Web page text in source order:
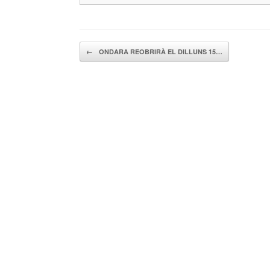
Navegador de artículos
← ONDARA REOBRIRÀ EL DILLUNS 15…